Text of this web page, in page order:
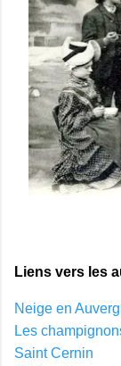
Liens vers les
Neige en
Les
Saint Cernin